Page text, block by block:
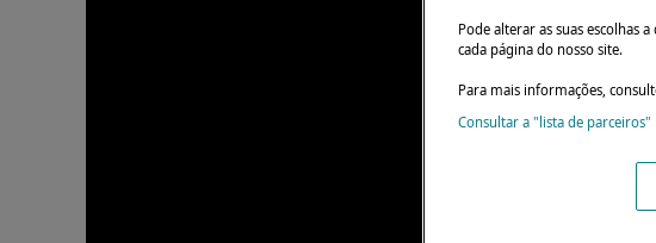
Pode alterar as suas escolhas
cada página do nosso site.
Para mais informações,
Consultar a "lista de parceiros"